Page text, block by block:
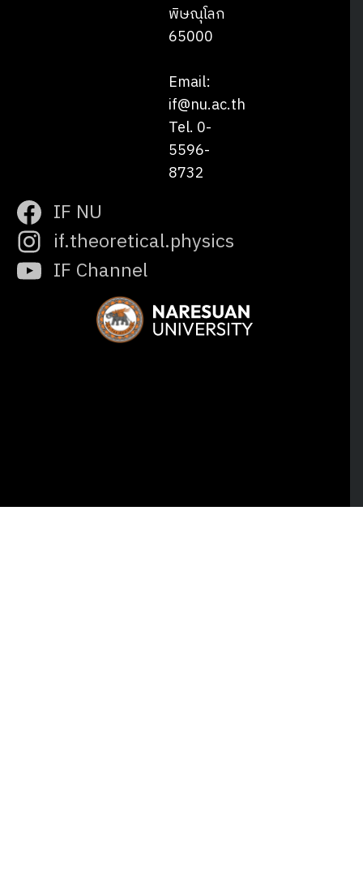
พิษณุโลก
65000
Email:
if@nu.ac.th
Tel. 0-
5596-
8732
IF NU
if.theoretical.physics
IF Channel